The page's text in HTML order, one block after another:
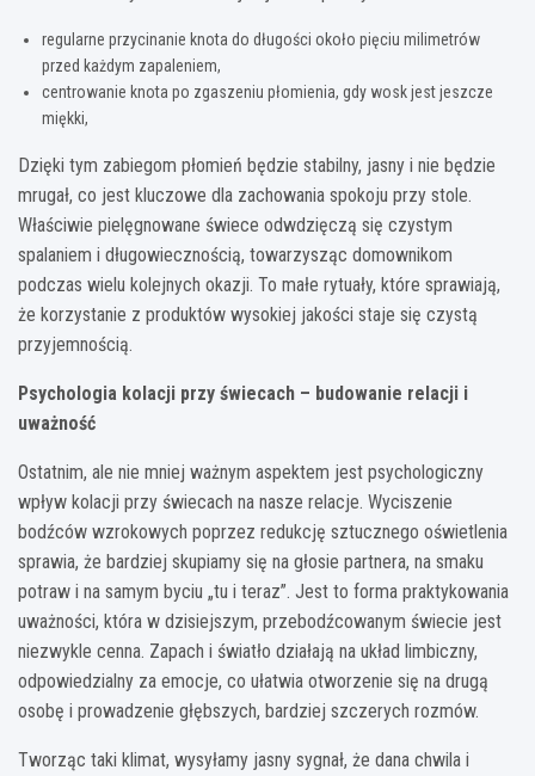
regularne przycinanie knota do długości około pięciu milimetrów
przed każdym zapaleniem,
centrowanie knota po zgaszeniu płomienia, gdy wosk jest jeszcze
miękki,
Dzięki tym zabiegom płomień będzie stabilny, jasny i nie będzie
mrugał, co jest kluczowe dla zachowania spokoju przy stole.
Właściwie pielęgnowane świece odwdzięczą się czystym
spalaniem i długowiecznością, towarzysząc domownikom
podczas wielu kolejnych okazji. To małe rytuały, które sprawiają,
że korzystanie z produktów wysokiej jakości staje się czystą
przyjemnością.
Psychologia kolacji przy świecach – budowanie relacji i
uważność
Ostatnim, ale nie mniej ważnym aspektem jest psychologiczny
wpływ kolacji przy świecach na nasze relacje. Wyciszenie
bodźców wzrokowych poprzez redukcję sztucznego oświetlenia
sprawia, że bardziej skupiamy się na głosie partnera, na smaku
potraw i na samym byciu „tu i teraz”. Jest to forma praktykowania
uważności, która w dzisiejszym, przebodźcowanym świecie jest
niezwykle cenna. Zapach i światło działają na układ limbiczny,
odpowiedzialny za emocje, co ułatwia otworzenie się na drugą
osobę i prowadzenie głębszych, bardziej szczerych rozmów.
Tworząc taki klimat, wysyłamy jasny sygnał, że dana chwila i